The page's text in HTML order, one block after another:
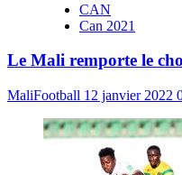
CAN
Can 2021
Le Mali remporte le
MaliFootball 12 janvier 2022